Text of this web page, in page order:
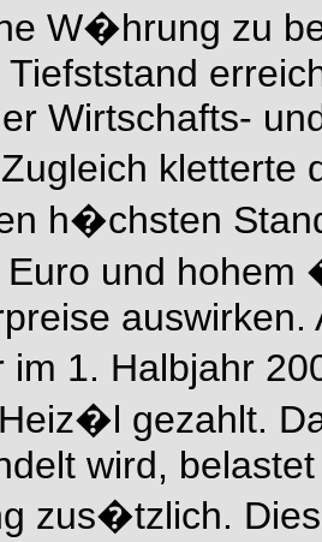
W�hrung zu
Wirtschafts-
h�chsten
Euro und
im 1. Halbjahr
gezahlt.
wird,
zus�tzlich.